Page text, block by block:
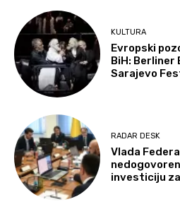
KULTURA
Evropski
BiH: Berliner
Sarajevo
RADAR DESK
Vlada
investiciju